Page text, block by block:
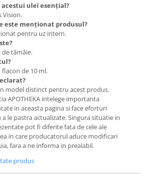
ulei esențial?
Vision.
este menționat produsul?
pentru uz intern.
de tămâie.
de 10 ml.
model distinct pentru acest produs.
APOTHEKA intelege importanta
in aceasta pagina si face eforturi
le pastra actualizate. Singura situatie in
pot fi diferite fata de cele ale
in care producatorul aduce modificari
fara a ne informa in prealabil.
produs